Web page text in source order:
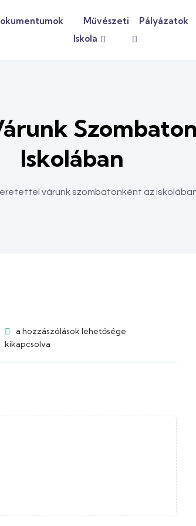
Művészeti
Iskola
Pályázatok
Iskolában
várunk szombatonként az
a hozzászólások lehetősége
kikapcsolva